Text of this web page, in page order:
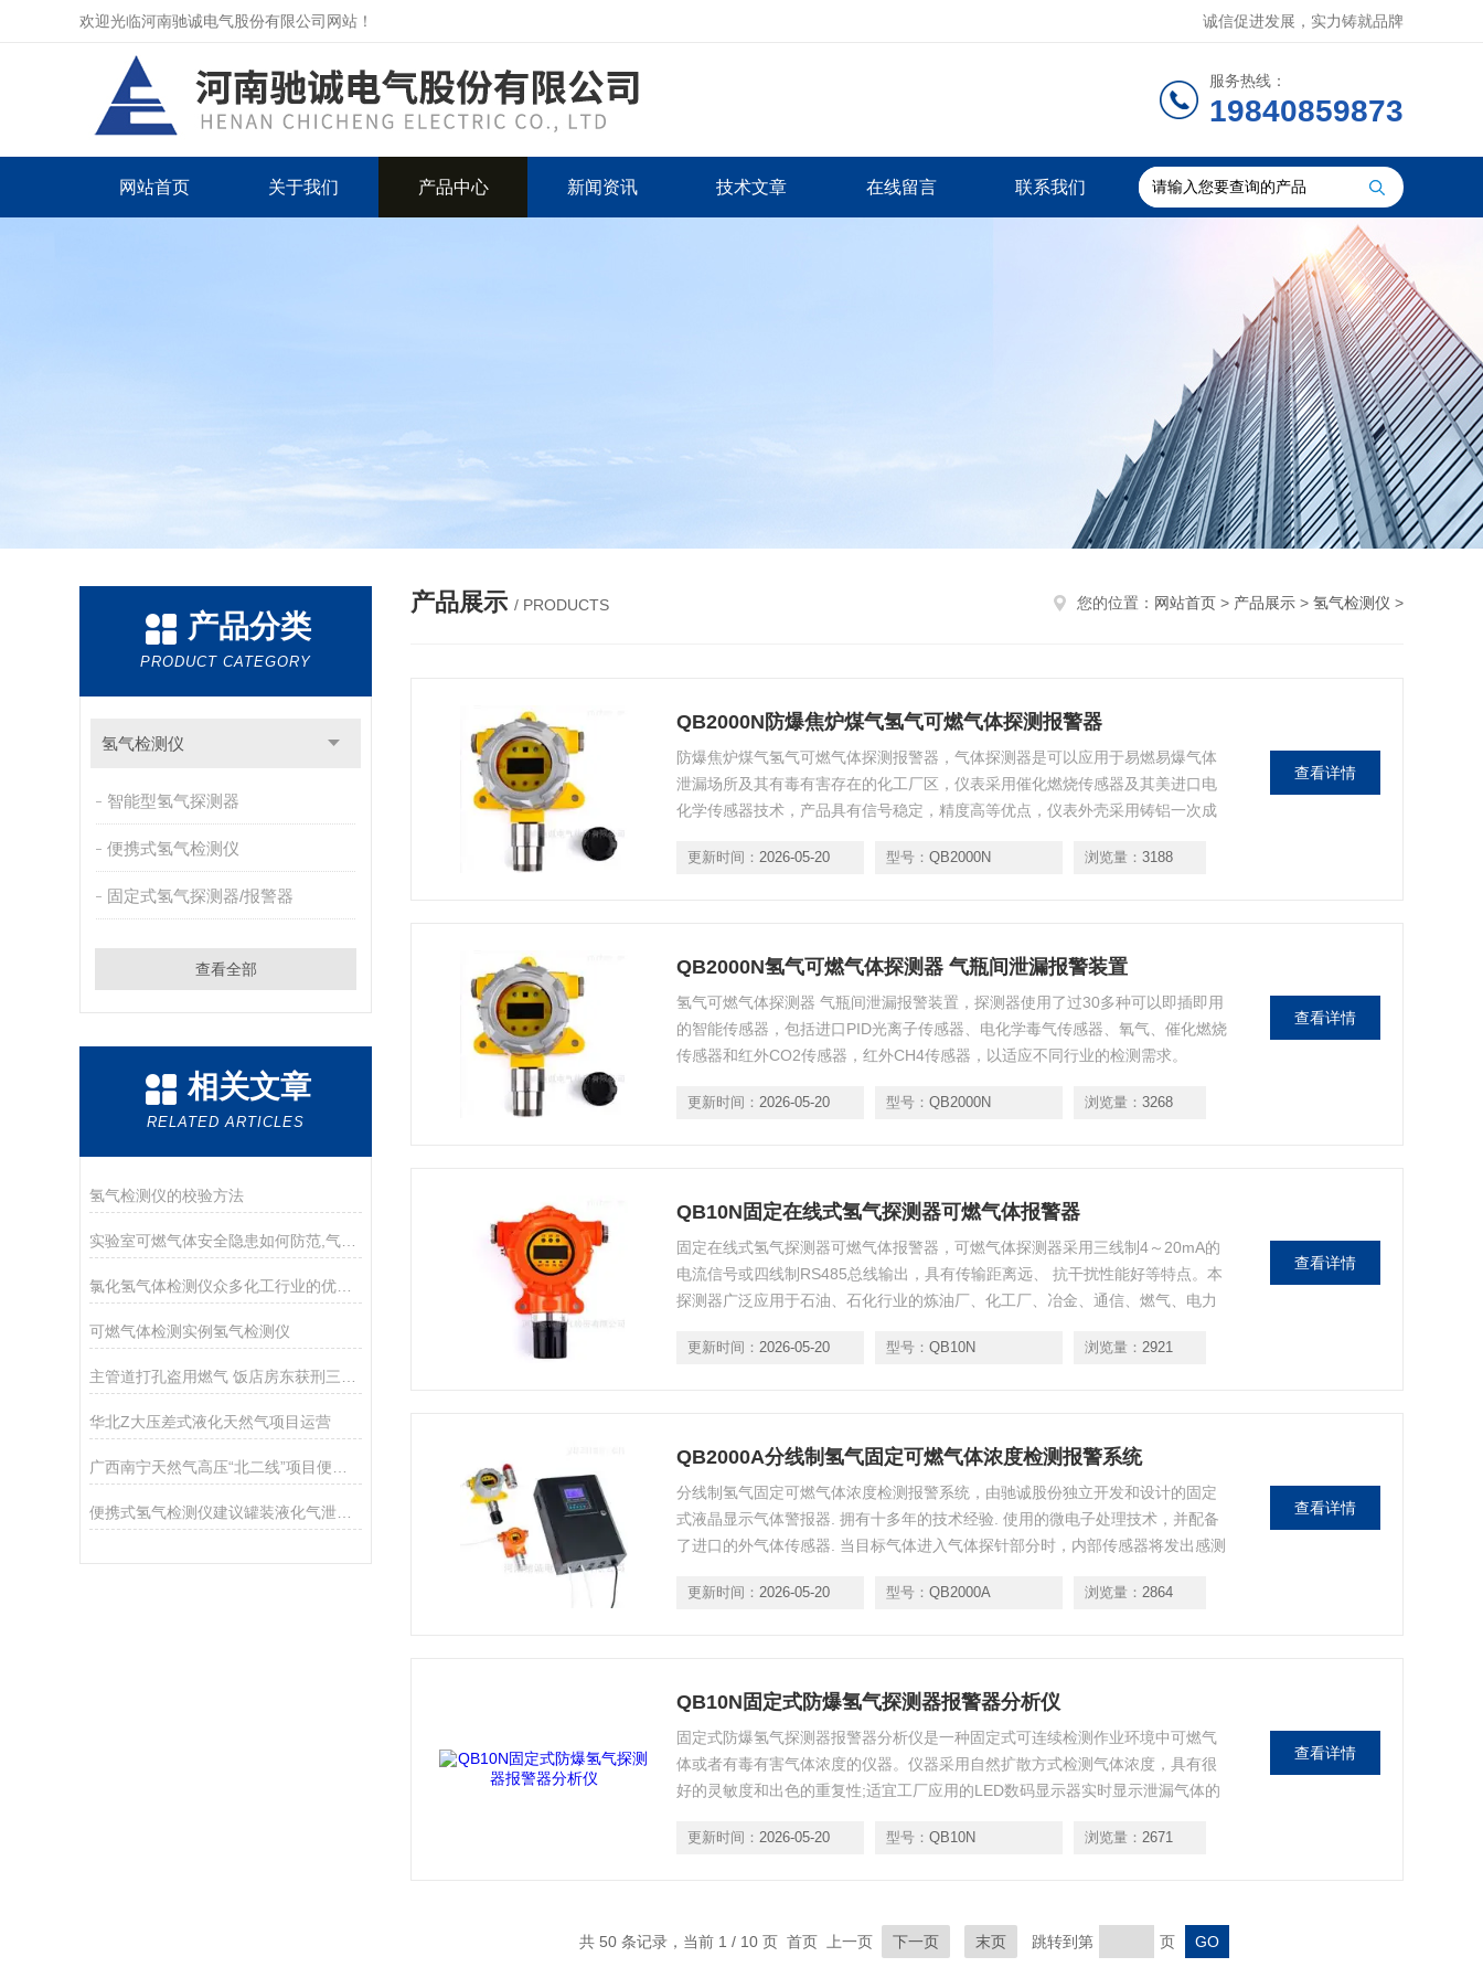
欢迎光临河南驰诚电气股份有限公司网站！ 诚信促进发展，实力铸就品牌
服务热线：
19840859873
网站首页 关于我们 产品中心 新闻资讯 技术文章 在线留言 联系我们
产品分类
PRODUCT CATEGORY
氢气检测仪
智能型氢气探测器
便携式氢气检测仪
固定式氢气探测器/报警器
查看全部
相关文章
RELATED ARTICLES
氢气检测仪的校验方法
实验室可燃气体安全隐患如何防范,气体报警器的应用
氯化氢气体检测仪众多化工行业的优先选择
可燃气体检测实例氢气检测仪
华北Z大压差式液化天然气项目运营
便携式氢气检测仪建议罐装液化气泄漏检查方法
产品展示 / PRODUCTS 您的位置： 网站首页 > 产品展示 > 氢气检测仪 >
QB2000N防爆焦炉煤气氢气可燃气体探测报警器
防爆焦炉煤气氢气可燃气体探测报警器，气体探测器是可以应用于易燃易爆气体
泄漏场所及其有毒有害存在的化工厂区，仪表采用催化燃烧传感器及其美进口电
化学传感器技术，产品具有信号稳定，精度高等优点，仪表外壳采用铸铝一次成
肥，天然气管网，污水处理，市政，冶铁炼钢，氯气厂，乙炔厂，制冷车间，化
更新时间： 2026-05-20 型号： QB2000N 浏览量： 3188
查看详情
QB2000N氢气可燃气体探测器 气瓶间泄漏报警装置
氢气可燃气体探测器 气瓶间泄漏报警装置，探测器使用了过30多种可以即插即用
的智能传感器，包括进口PID光离子传感器、电化学毒气传感器、氧气、催化燃烧
传感器和红外CO2传感器，红外CH4传感器，以适应不同行业的检测需求。
更新时间： 2026-05-20 型号： QB2000N 浏览量： 3268
查看详情
QB10N固定在线式氢气探测器可燃气体报警器
固定在线式氢气探测器可燃气体报警器，可燃气体探测器采用三线制4～20mA的
电流信号或四线制RS485总线输出，具有传输距离远、 抗干扰性能好等特点。本
探测器广泛应用于石油、石化行业的炼油厂、化工厂、冶金、通信、燃气、电力
更新时间： 2026-05-20 型号： QB10N 浏览量： 2921
查看详情
QB2000A分线制氢气固定可燃气体浓度检测报警系统
分线制氢气固定可燃气体浓度检测报警系统，由驰诚股份独立开发和设计的固定
式液晶显示气体警报器. 拥有十多年的技术经验. 使用的微电子处理技术，并配备
了进口的外气体传感器. 当目标气体进入气体探针部分时，内部传感器将发出感测
更新时间： 2026-05-20 型号： QB2000A 浏览量： 2864
查看详情
QB10N固定式防爆氢气探测器报警器分析仪
固定式防爆氢气探测器报警器分析仪是一种固定式可连续检测作业环境中可燃气
体或者有毒有害气体浓度的仪器。仪器采用自然扩散方式检测气体浓度，具有很
好的灵敏度和出色的重复性;适宜工厂应用的LED数码显示器实时显示泄漏气体的
信号可直接接入工厂DCS系统，RS485数字信号与工厂上位机连接;仪器界面操作
更新时间： 2026-05-20 型号： QB10N 浏览量： 2671
查看详情
共 50 条记录，当前 1 / 10 页 首页 上一页 下一页 末页 跳转到第 页